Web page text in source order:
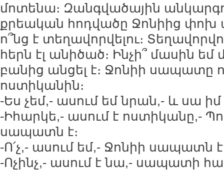
մոտենա։ Զանգվածային
քրեական հոդվածը Ջոնիից
ո՞նց է տեղավորվելու։
հերն էլ անիծած։ Ինչի՞ մասին
բանից անցել է։ Ջոնիի սապատը
ոստիկանին։
-Ես չեմ,- ասում եմ նրան,- և սա
-Իհարկե,- ասում է ոստիկանը,-
սապատն է։
-Ո՛չ,- ասում եմ,- Ջոնիի սապատն
-Ոչինչ,- ասում է նա,- սապատի